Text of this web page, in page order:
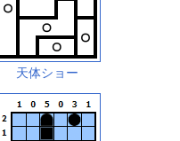
天体ショー